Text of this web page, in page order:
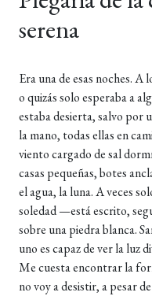
serena
Era una de esas noches. A
o quizás solo esperaba a
estaba desierta, salvo por
la mano, todas ellas en
viento cargado de sal
casas pequeñas, botes
el agua, la luna. A veces
soledad —está escrito,
sobre una piedra blanca.
uno es capaz de ver la luz
Me cuesta encontrar la
no voy a desistir, a pesar